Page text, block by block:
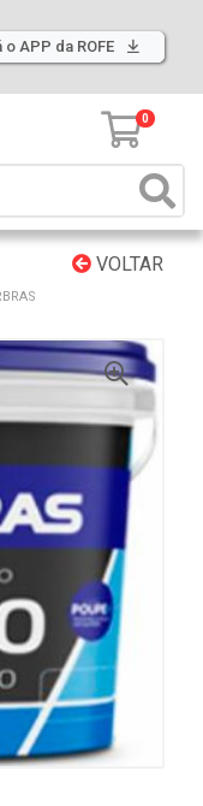
o APP da ROFE
0
VOLTAR